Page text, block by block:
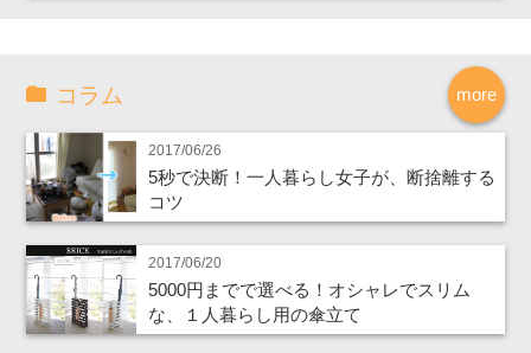
more
コラム
2017/06/26
5秒で決断！一人暮らし女子が、断捨離する
コツ
2017/06/20
5000円までで選べる！オシャレでスリム
な、１人暮らし用の傘立て